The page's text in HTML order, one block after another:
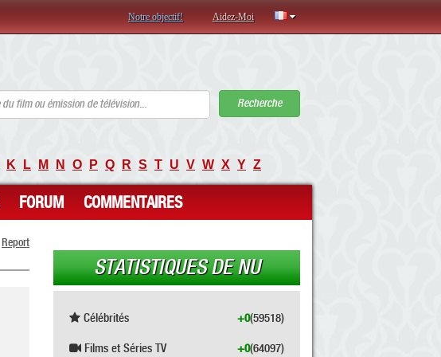
Notre objectif! Aidez-Moi
Recherche
K L M N O P Q R S T U V W X Y Z
FORUM COMMENTAIRES
Report
STATISTIQUES DE NU
Célébrités (59518)
+0
Films et Séries TV (64097)
+0